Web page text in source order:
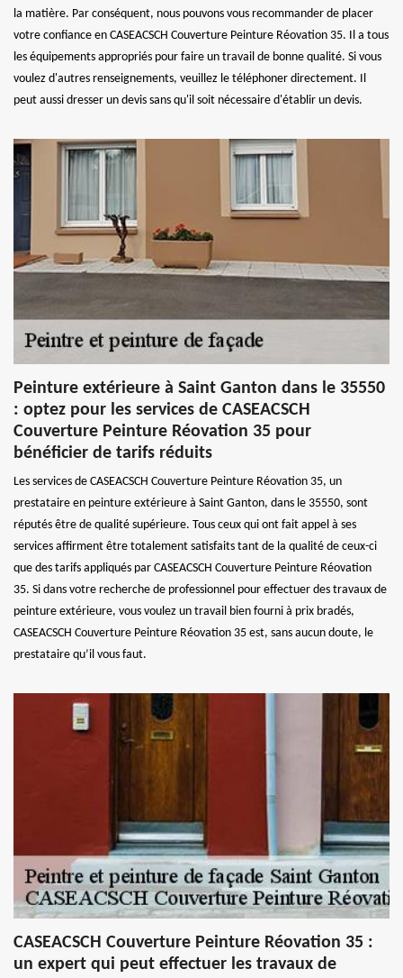
la matière. Par conséquent, nous pouvons vous recommander de placer
votre confiance en CASEACSCH Couverture Peinture Réovation 35. Il a tous
les équipements appropriés pour faire un travail de bonne qualité. Si vous
voulez d'autres renseignements, veuillez le téléphoner directement. Il
peut aussi dresser un devis sans qu'il soit nécessaire d'établir un devis.
Peinture extérieure à Saint Ganton dans le 35550
: optez pour les services de CASEACSCH
Couverture Peinture Réovation 35 pour
bénéficier de tarifs réduits
Les services de CASEACSCH Couverture Peinture Réovation 35, un
prestataire en peinture extérieure à Saint Ganton, dans le 35550, sont
réputés être de qualité supérieure. Tous ceux qui ont fait appel à ses
services affirment être totalement satisfaits tant de la qualité de ceux-ci
que des tarifs appliqués par CASEACSCH Couverture Peinture Réovation
35. Si dans votre recherche de professionnel pour effectuer des travaux de
peinture extérieure, vous voulez un travail bien fourni à prix bradés,
CASEACSCH Couverture Peinture Réovation 35 est, sans aucun doute, le
prestataire qu’il vous faut.
CASEACSCH Couverture Peinture Réovation 35 :
un expert qui peut effectuer les travaux de